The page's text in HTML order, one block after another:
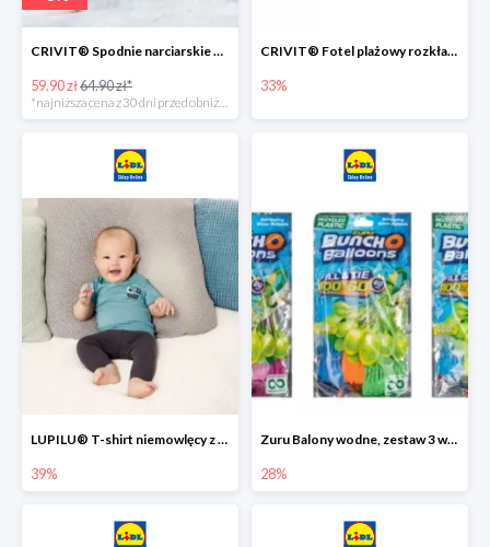
CRIVIT® Spodnie narciarskie dziewczęce
59.90 zł64.90 zł*
*najniższa cena z 30 dni przed obniżką
CRIVIT® Fotel plażowy rozkładany / Brodzik dziecięcy
33%
LUPILU® T-shirt niemowlęcy z biobawełny -39%
39%
Zuru Balony wodne, zestaw 3 wiązek -28%
28%